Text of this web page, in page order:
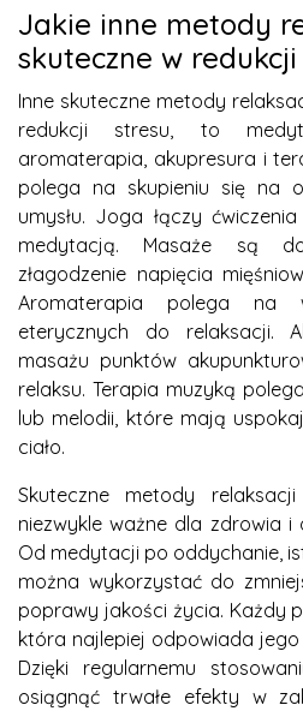
Jakie inne metody
skuteczne w redukcji
Inne skuteczne metody
redukcji stresu, to
aromaterapia, akupresura i
polega na skupieniu się na
umysłu. Joga łączy
medytacją. Masaże są
złagodzenie napięcia
Aromaterapia polega na
eterycznych do relaksacji.
masażu punktów
relaksu. Terapia muzyką
lub melodii, które mają
ciało.
Skuteczne metody
niezwykle ważne dla zdrowia
Od medytacji po oddychanie,
można wykorzystać do
poprawy jakości życia. Każdy
która najlepiej odpowiada
Dzięki regularnemu
osiągnąć trwałe efekty w